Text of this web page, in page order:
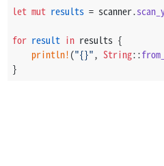
let mut results = scanner.
for result in results {
println! ("{}", String::
}